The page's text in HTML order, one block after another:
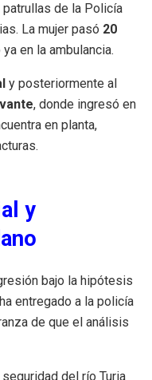
patrullas de la Policía
La mujer pasó 20
en la ambulancia.
y posteriormente al
, donde ingresó en
en planta,
y
bajo la hipótesis
entregado a la policía
de que el análisis
del río Turia